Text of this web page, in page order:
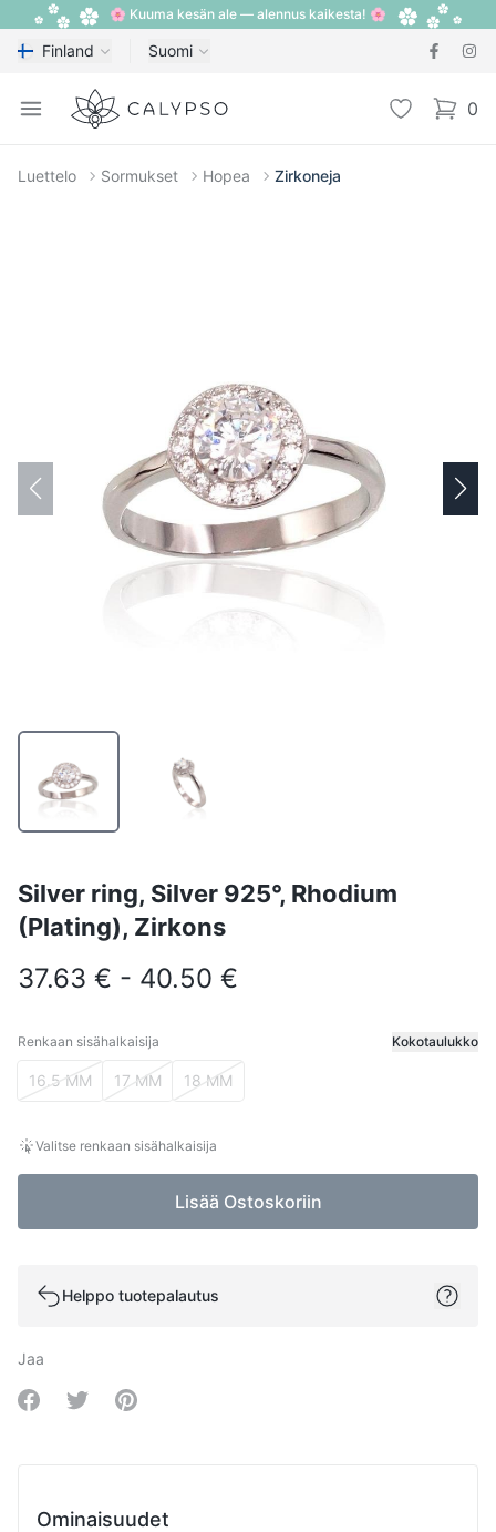
🌸 Kuuma kesän ale — alennus kaikesta! 🌸
Finland Suomi
Open menu
Calypso Toivelista 0
items
Luettelo Sormukset Hopea Zirkoneja
Silver ring, Silver 925°, Rhodium
(Plating), Zirkons
37.63 € - 40.50 €
Renkaan sisähalkaisija Kokotaulukko
Renkaan sisähalkaisija
16.5 MM 17 MM 18 MM
Valitse renkaan sisähalkaisija
Lisää Ostoskoriin
Helppo tuotepalautus
Jaa
Share on Facebook
Share on Twitter
Share on Pinterest
Ominaisuudet